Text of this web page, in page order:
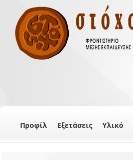
Προφίλ Εξετάσεις Υλικό